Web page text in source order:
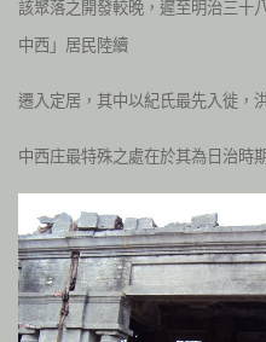
該聚落之開發較晚，遲至明治三十
中西」居民陸續
遷入定居，其中以紀氏最先入徙，
中西庄最特殊之處在於其為日治時